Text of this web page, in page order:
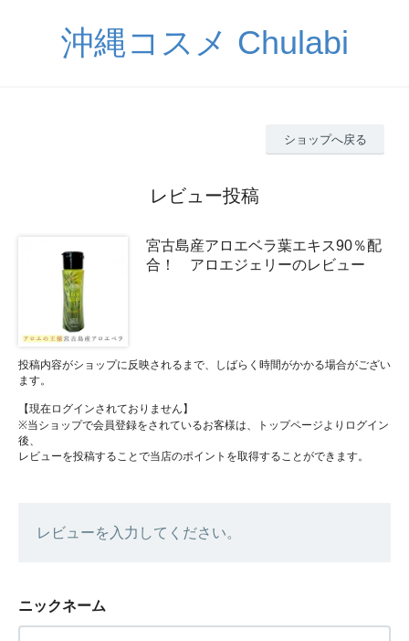
沖縄コスメ Chulabi
ショップへ戻る
レビュー投稿
宮古島産アロエベラ葉エキス90％配
合！ アロエジェリーのレビュー
投稿内容がショップに反映されるまで、しばらく時間がかかる場合がござい
ます。
【現在ログインされておりません】
※当ショップで会員登録をされているお客様は、トップページよりログイン
後、
レビューを投稿することで当店のポイントを取得することができます。
レビューを入力してください。
ニックネーム